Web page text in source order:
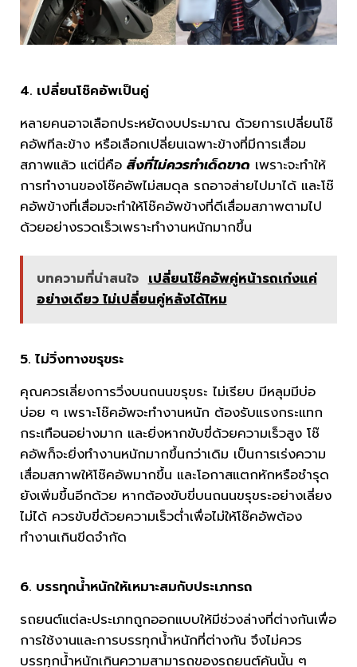
4. เปลี่ยนโช๊คอัพเป็นคู่
หลายคนอาจเลือกประหยัดงบประมาณ ด้วยการเปลี่ยนโช๊
คอัพทีละข้าง หรือเลือกเปลี่ยนเฉพาะข้างที่มีการเสื่อม
สภาพแล้ว แต่นี่คือ สิ่งที่ไม่ควรทำเด็ดขาด เพราะจะทำให้
การทำงานของโช๊คอัพไม่สมดุล รถอาจส่ายไปมาได้ และโช๊
คอัพข้างที่เสื่อมจะทำให้โช๊คอัพข้างที่ดีเสื่อมสภาพตามไป
ด้วยอย่างรวดเร็วเพราะทำงานหนักมากขึ้น
บทความที่น่าสนใจ เปลี่ยนโช๊คอัพคู่หน้ารถเก๋งแค่
อย่างเดียว ไม่เปลี่ยนคู่หลังได้ไหม
5. ไม่วิ่งทางขรุขระ
คุณควรเลี่ยงการวิ่งบนถนนขรุขระ ไม่เรียบ มีหลุมมีบ่อ
บ่อย ๆ เพราะโช๊คอัพจะทำงานหนัก ต้องรับแรงกระแทก
กระเทือนอย่างมาก และยิ่งหากขับขี่ด้วยความเร็วสูง โช๊
คอัพก็จะยิ่งทำงานหนักมากขึ้นกว่าเดิม เป็นการเร่งความ
เสื่อมสภาพให้โช๊คอัพมากขึ้น และโอกาสแตกหักหรือชำรุด
ยังเพิ่มขึ้นอีกด้วย หากต้องขับขี่บนถนนขรุขระอย่างเลี่ยง
ไม่ได้ ควรขับขี่ด้วยความเร็วต่ำเพื่อไม่ให้โช๊คอัพต้อง
ทำงานเกินขีดจำกัด
6. บรรทุกน้ำหนักให้เหมาะสมกับประเภทรถ
รถยนต์แต่ละประเภทถูกออกแบบให้มีช่วงล่างที่ต่างกันเพื่อ
การใช้งานและการบรรทุกน้ำหนักที่ต่างกัน จึงไม่ควร
บรรทุกน้ำหนักเกินความสามารถของรถยนต์คันนั้น ๆ